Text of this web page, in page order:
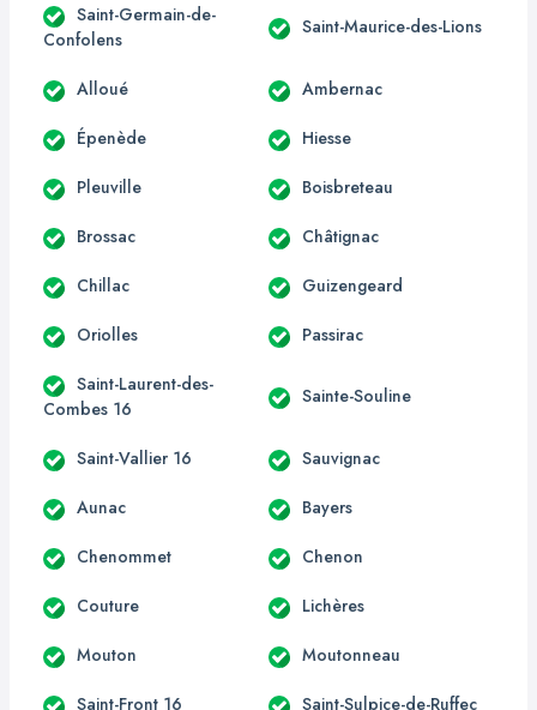
Saint-Germain-de-
Confolens
Saint-Maurice-des-Lions
Alloué Ambernac
Épenède Hiesse
Pleuville Boisbreteau
Brossac Châtignac
Chillac Guizengeard
Oriolles Passirac
Saint-Laurent-des-
Combes 16
Sainte-Souline
Saint-Vallier 16 Sauvignac
Aunac Bayers
Chenommet Chenon
Couture Lichères
Mouton Moutonneau
Saint-Front 16 Saint-Sulpice-de-Ruffec